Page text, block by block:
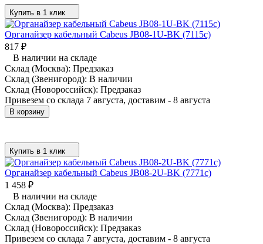
Купить в 1 клик
Органайзер кабельный Cabeus JB08-1U-BK (7115c)
817 ₽
В наличии на складе
Склад (Москва): Предзаказ
Склад (Звенигород): В наличии
Склад (Новороссийск): Предзаказ
Привезем со склада 7 августа, доставим - 8 августа
В корзину
Купить в 1 клик
Органайзер кабельный Cabeus JB08-2U-BK (7771c)
1 458 ₽
В наличии на складе
Склад (Москва): Предзаказ
Склад (Звенигород): В наличии
Склад (Новороссийск): Предзаказ
Привезем со склада 7 августа, доставим - 8 августа